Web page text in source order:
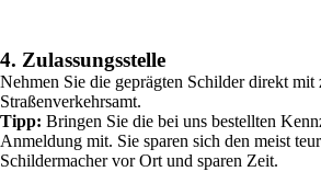
4. Zulassungsstelle
Nehmen Sie die geprägten Schilder direkt mit
Straßenverkehrsamt.
Tipp: Bringen Sie die bei uns bestellten
Anmeldung mit. Sie sparen sich den meist
Schildermacher vor Ort und sparen Zeit.